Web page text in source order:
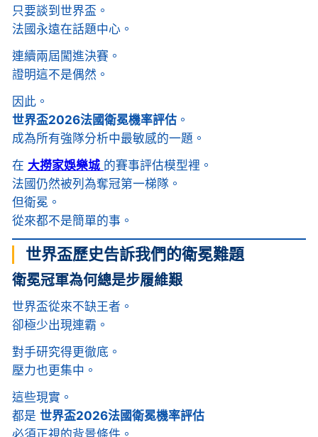
只要談到世界盃。
法國永遠在話題中心。
連續兩屆闖進決賽。
證明這不是偶然。
因此。
世界盃2026法國衛冕機率評估。
成為所有強隊分析中最敏感的一題。
在 大撈家娛樂城 的賽事評估模型裡。
法國仍然被列為奪冠第一梯隊。
但衛冕。
從來都不是簡單的事。
世界盃歷史告訴我們的衛冕難題
衛冕冠軍為何總是步履維艱
世界盃從來不缺王者。
卻極少出現連霸。
對手研究得更徹底。
壓力也更集中。
這些現實。
都是 世界盃2026法國衛冕機率評估